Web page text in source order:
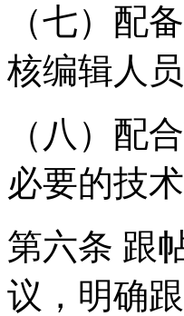
（七）配
核编辑人
（八）配
必要的技
第六条 跟
议，明确